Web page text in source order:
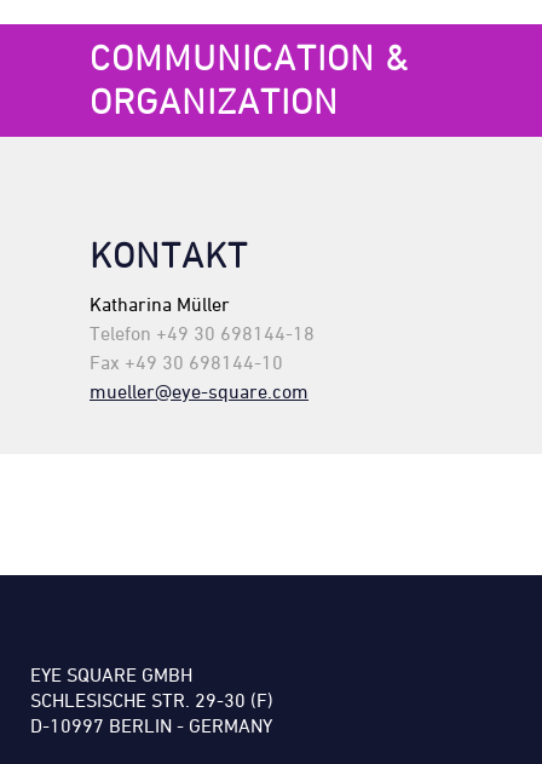
COMMUNICATION &
ORGANIZATION
KONTAKT
Katharina Müller
Telefon +49 30 698144-18
Fax +49 30 698144-10
mueller@eye-square.com
EYE SQUARE GMBH
SCHLESISCHE STR. 29-30 (F)
D-10997 BERLIN - GERMANY